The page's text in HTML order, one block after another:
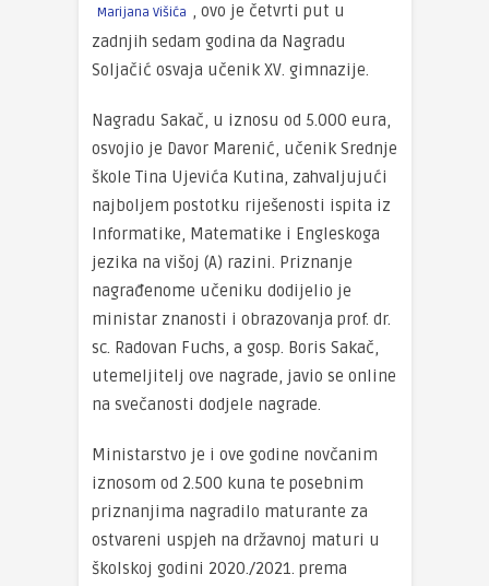
Marijana Višića , ovo je četvrti put u
zadnjih sedam godina da Nagradu
Soljačić osvaja učenik XV. gimnazije.
Nagradu Sakač, u iznosu od 5.000 eura,
osvojio je Davor Marenić, učenik Srednje
škole Tina Ujevića Kutina, zahvaljujući
najboljem postotku riješenosti ispita iz
Informatike, Matematike i Engleskoga
jezika na višoj (A) razini. Priznanje
nagrađenome učeniku dodijelio je
ministar znanosti i obrazovanja prof. dr.
sc. Radovan Fuchs, a gosp. Boris Sakač,
utemeljitelj ove nagrade, javio se online
na svečanosti dodjele nagrade.
Ministarstvo je i ove godine novčanim
iznosom od 2.500 kuna te posebnim
priznanjima nagradilo maturante za
ostvareni uspjeh na državnoj maturi u
školskoj godini 2020./2021. prema